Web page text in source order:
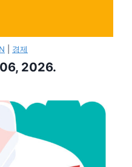
경제
2026.